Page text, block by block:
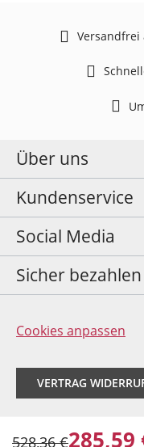
528,36 €285,59
Versandfrei
Über uns
Kundenservice
Social Media
Sicher bezahlen
Cookies anpassen
VERTRAG